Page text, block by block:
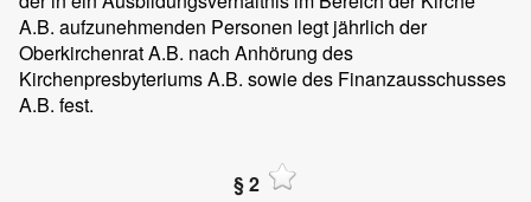
A.B. aufzunehmenden Personen legt jährlich der
Oberkirchenrat A.B. nach Anhörung des
Kirchenpresbyteriums A.B. sowie des Finanzausschusses
A.B. fest.
§ 2